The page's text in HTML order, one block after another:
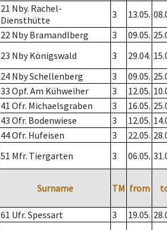
21 Nby. Rachel-
Diensthütte
3 13.05.
22 Nby Bramandlberg 3 09.05.
23 Nby Königswald 3 29.04.
24 Nby Schellenberg 3 09.05.
33 Opf. Am Kühweiher 3 12.05.
41 Ofr. Michaelsgraben 3 16.05.
43 Ofr. Bodenwiese 3 12.05.
44 Ofr. Hufeisen 3 22.05.
51 Mfr. Tiergarten 3 06.05.
Surname TM from
61 Ufr. Spessart 3 19.05.